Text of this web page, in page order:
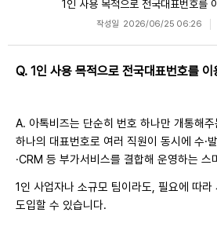
1인 사용 목적으로 전국대표번호를
작성일 2026/06/25 06:26
Q. 1인 사용 목적으로 전국대표번호를
A. 아톡비즈는 단순히 번호 하나만 개통해
하나의 대표번호로 여러 직원이 동시에 수·
·CRM 등 부가서비스를 결합해 운영하는 스
1인 사업자나 소규모 팀이라도, 필요에 따라
도입할 수 있습니다.